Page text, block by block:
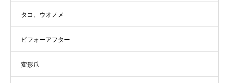
タコ、ウオノメ
ビフォーアフター
変形爪